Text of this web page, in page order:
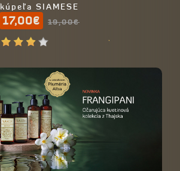
kúpeľa SIAMESE
THERAPY - 100%
prírodný
17,00€ 19,00€